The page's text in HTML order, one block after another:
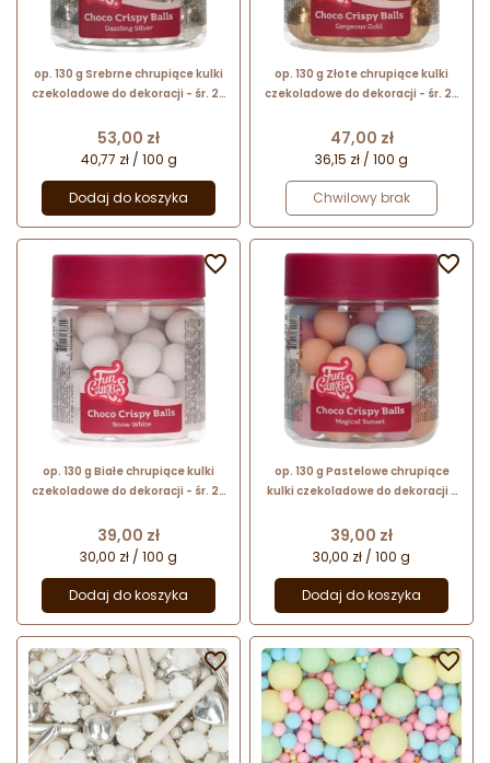
op. 130 g Srebrne chrupiące kulki
czekoladowe do dekoracji - śr. 20
silver - Fun Cakes
Cena
53,00 zł
40,77 zł / 100 g
Dodaj do koszyka
op. 130 g Złote chrupiące kulki
czekoladowe do dekoracji - śr. 20
gold - Fun Cakes
Cena
47,00 zł
36,15 zł / 100 g
Chwilowy brak
op. 130 g Białe chrupiące kulki
czekoladowe do dekoracji - śr. 20
white - Fun Cakes
Cena
39,00 zł
30,00 zł / 100 g
Dodaj do koszyka

op. 130 g Pastelowe chrupiące
kulki czekoladowe do dekoracji -
magical sunset - Fun Cakes
Cena
39,00 zł
30,00 zł / 100 g
Dodaj do koszyka

 